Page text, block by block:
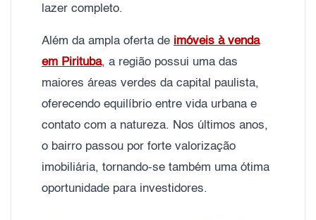
lazer completo.
Além da ampla oferta de imóveis à venda
em Pirituba, a região possui uma das
maiores áreas verdes da capital paulista,
oferecendo equilíbrio entre vida urbana e
contato com a natureza. Nos últimos anos,
o bairro passou por forte valorização
imobiliária, tornando-se também uma ótima
oportunidade para investidores.